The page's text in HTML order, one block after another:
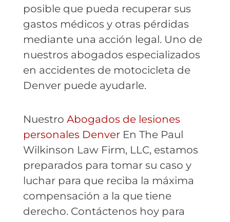
posible que pueda recuperar sus
gastos médicos y otras pérdidas
mediante una acción legal. Uno de
nuestros abogados especializados
en accidentes de motocicleta de
Denver puede ayudarle.
Nuestro Abogados de lesiones
personales DenverEn The Paul
Wilkinson Law Firm, LLC, estamos
preparados para tomar su caso y
luchar para que reciba la máxima
compensación a la que tiene
derecho. Contáctenos hoy para